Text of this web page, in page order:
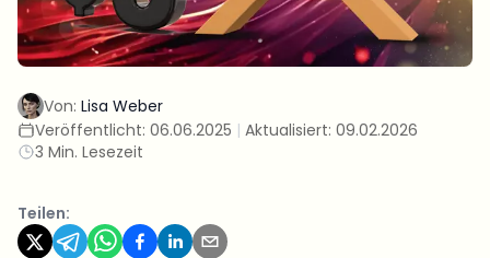
Von: Lisa Weber
Veröffentlicht: 06.06.2025 | Aktualisiert: 09.02.2026
3 Min. Lesezeit
Teilen: